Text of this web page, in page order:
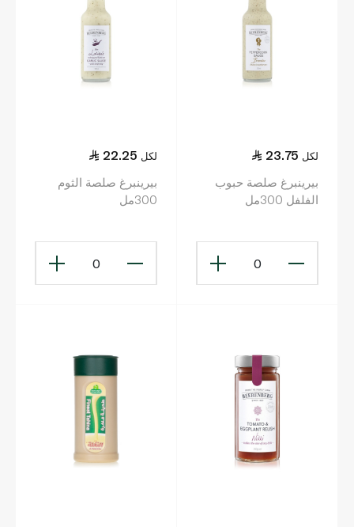
23.75 لكل
بيرينبرغ صلصة حبوب
الفلفل 300مل
0
22.25 لكل
بيرينبرغ صلصة الثوم
300مل
0